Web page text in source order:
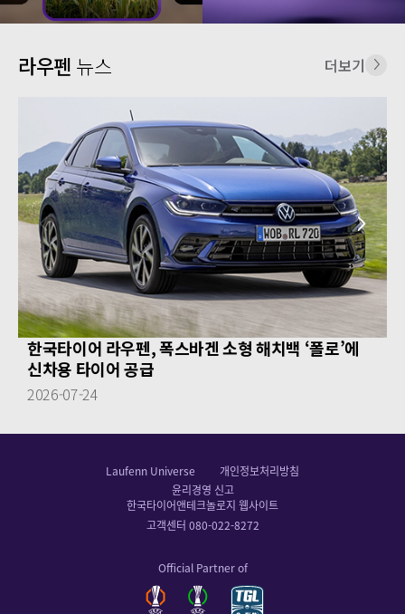
라우펜 뉴스 더보기
한국타이어 라우펜, 폭스바겐 소형 해치백 ‘폴로’에
신차용 타이어 공급
2026-07-24
prev
next
Laufenn Universe
개인정보처리방침
윤리경영 신고
한국타이어앤테크놀로지 웹사이트
고객센터 080-022-8272
Official Partner of